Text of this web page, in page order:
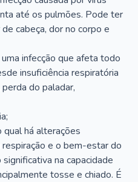
até os pulmões. Pode ter
cabeça, dor no corpo e
infecção que afeta todo
insuficiência respiratória
do paladar,
qual há alterações
e o bem-estar do
na capacidade
tosse e chiado. É